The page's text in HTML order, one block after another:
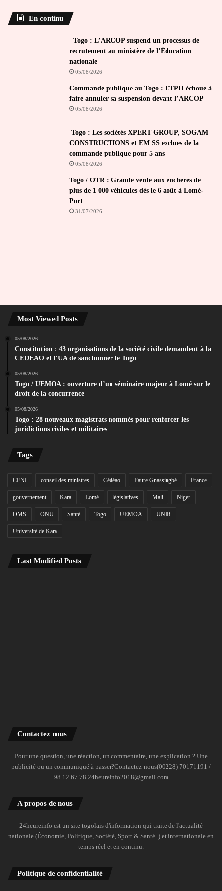
En continu
Togo : L’ARCOP suspend un processus de
recrutement au ministère de l’Éducation
nationale
05/08/2026
Commande publique au Togo : ETPH échoue à
faire annuler sa suspension devant l’ARCOP
05/08/2026
Togo : Les sociétés XPERT GROUP, SOGAM
CONSTRUCTIONS et EM SS exclues de la
commande publique pour 5 ans
05/08/2026
Togo / OTR : Grande vente aux enchères de
plus de 1 000 véhicules dès le 6 août à Lomé-
Port
31/07/2026
Most Viewed Posts
05/08/2026
Constitution : 43 organisations de la société civile demandent à la
CEDEAO et l’UA de sanctionner le Togo
05/08/2026
Togo / UEMOA : ouverture d’un séminaire majeur à Lomé sur le
droit de la concurrence
05/08/2026
Togo : 28 nouveaux magistrats nommés pour renforcer les
juridictions civiles et militaires
Tags
CENI conseil des ministres Cédéao Faure Gnassingbé France
gouvernement Kara Lomé législatives Mali Niger
OMS ONU Santé Togo UEMOA UNIR
Université de Kara
Last Modified Posts
Contactez nous
Pour une question, une réaction, un commentaire, une explication ? Une
publicité ou un communiqué à passer?Contactez-nous(00228) 70171191 /
98 12 67 78 24heureinfo2018@gmail.com
A propos de nous
24heureinfo est un site togolais d'information qui traite de l'actualité
nationale (Économie, Politique, Société, Sport & Santé..) et internationale en
temps réel et en continu.
Politique de confidentialité